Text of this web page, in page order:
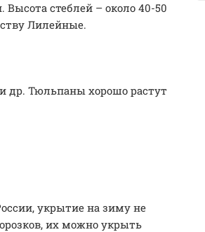
стеблей – около 40-50
Лилейные.
др. Тюльпаны хорошо растут
укрытие на зиму не
их можно укрыть